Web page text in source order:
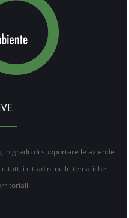
in grado di supportare le aziende
tutti i cittadini nelle tematiche